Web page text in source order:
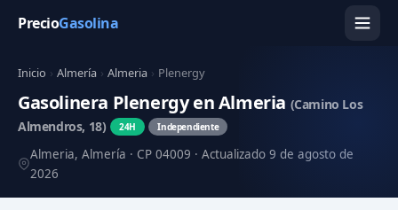
PrecioGasolina
Inicio › Almería › Almeria › Plenergy
Gasolinera Plenergy en Almeria (Camino Los
Almendros, 18)
24H Independiente
Almeria, Almería · CP 04009 · Actualizado 9 de agosto de
2026